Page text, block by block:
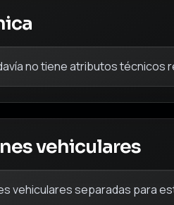
no tiene atributos técnicos
vehiculares
vehiculares separadas para